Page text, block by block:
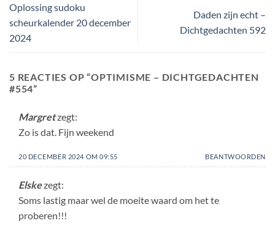
Oplossing sudoku
scheurkalender 20 december
2024
Daden zijn echt –
Dichtgedachten 592
5 REACTIES OP “OPTIMISME – DICHTGEDACHTEN
#554”
Margretzegt:
Zo is dat. Fijn weekend
20 DECEMBER 2024 OM 09:55 BEANTWOORDEN
Elskezegt:
Soms lastig maar wel de moeite waard om het te
proberen!!!